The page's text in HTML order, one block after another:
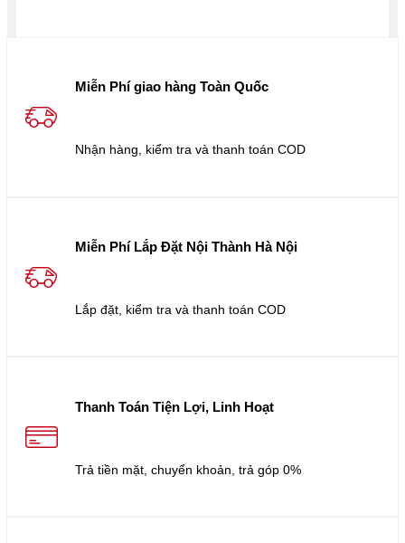
Miễn Phí giao hàng Toàn Quốc
Nhận hàng, kiểm tra và thanh toán COD
Miễn Phí Lắp Đặt Nội Thành Hà Nội
Lắp đặt, kiểm tra và thanh toán COD
Thanh Toán Tiện Lợi, Linh Hoạt
Trả tiền mặt, chuyển khoản, trả góp 0%